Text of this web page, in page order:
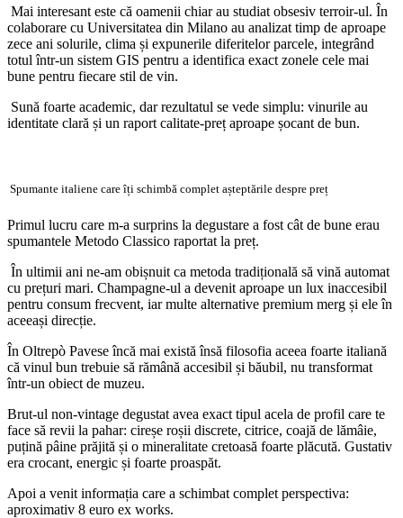
Mai interesant este că oamenii chiar au studiat obsesiv terroir-ul. În
colaborare cu Universitatea din Milano au analizat timp de aproape
zece ani solurile, clima și expunerile diferitelor parcele, integrând
totul într-un sistem GIS pentru a identifica exact zonele cele mai
bune pentru fiecare stil de vin.
Sună foarte academic, dar rezultatul se vede simplu: vinurile au
identitate clară și un raport calitate-preț aproape șocant de bun.
Spumante italiene care îți schimbă complet așteptările despre preț
Primul lucru care m-a surprins la degustare a fost cât de bune erau
spumantele Metodo Classico raportat la preț.
În ultimii ani ne-am obișnuit ca metoda tradițională să vină automat
cu prețuri mari. Champagne-ul a devenit aproape un lux inaccesibil
pentru consum frecvent, iar multe alternative premium merg și ele în
aceeași direcție.
În Oltrepò Pavese încă mai există însă filosofia aceea foarte italiană
că vinul bun trebuie să rămână accesibil și băubil, nu transformat
într-un obiect de muzeu.
Brut-ul non-vintage degustat avea exact tipul acela de profil care te
face să revii la pahar: cireșe roșii discrete, citrice, coajă de lămâie,
puțină pâine prăjită și o mineralitate cretoasă foarte plăcută. Gustativ
era crocant, energic și foarte proaspăt.
Apoi a venit informația care a schimbat complet perspectiva:
aproximativ 8 euro ex works.